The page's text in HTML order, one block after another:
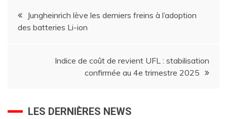
Navigation
de
l’article
Jungheinrich lève les derniers freins à l’adoption
des batteries Li-ion
Indice de coût de revient UFL : stabilisation
confirmée au 4e trimestre 2025
LES DERNIÈRES NEWS